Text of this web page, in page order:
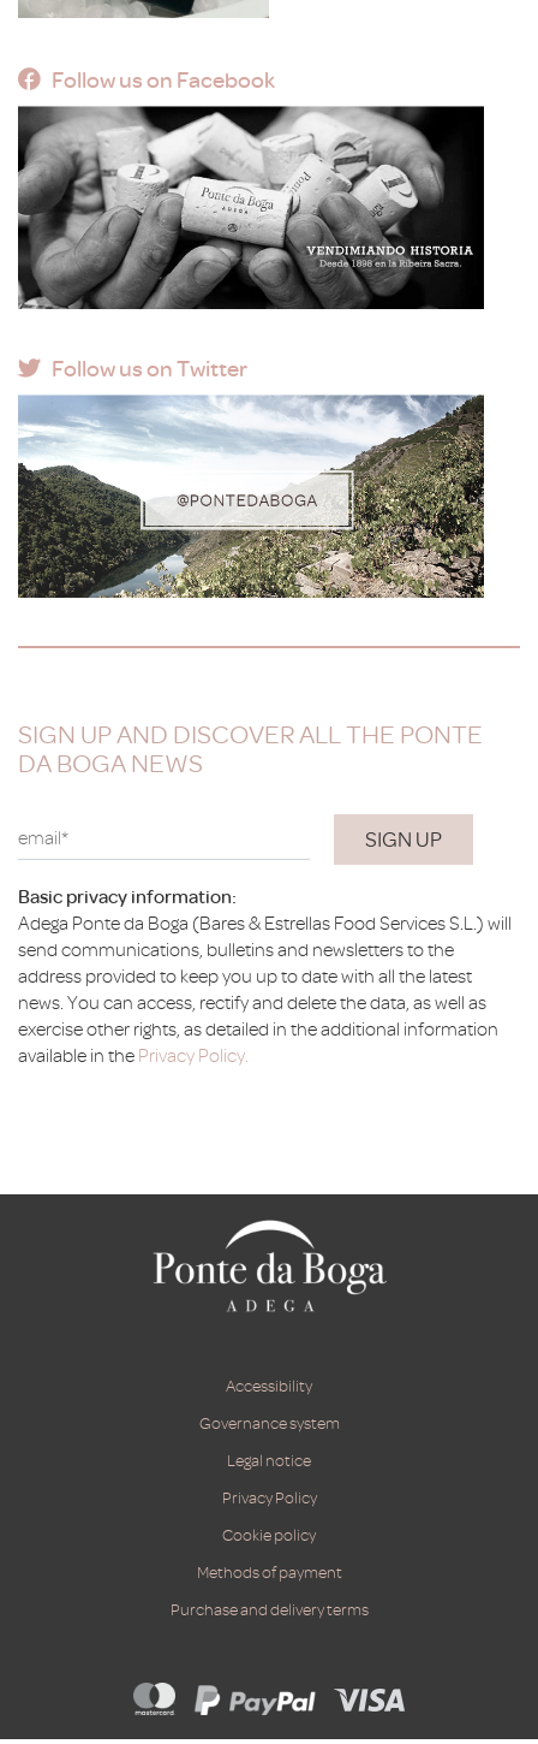
Follow us on Facebook
Follow us on Twitter
SIGN UP AND DISCOVER ALL THE PONTE
DA BOGA NEWS
email*
Basic privacy information:
Adega Ponte da Boga (Bares & Estrellas Food Services S.L.) will
send communications, bulletins and newsletters to the
address provided to keep you up to date with all the latest
news. You can access, rectify and delete the data, as well as
exercise other rights, as detailed in the additional information
available in the Privacy Policy.
Accessibility
Governance system
Legal notice
Privacy Policy
Cookie policy
Methods of payment
Purchase and delivery terms